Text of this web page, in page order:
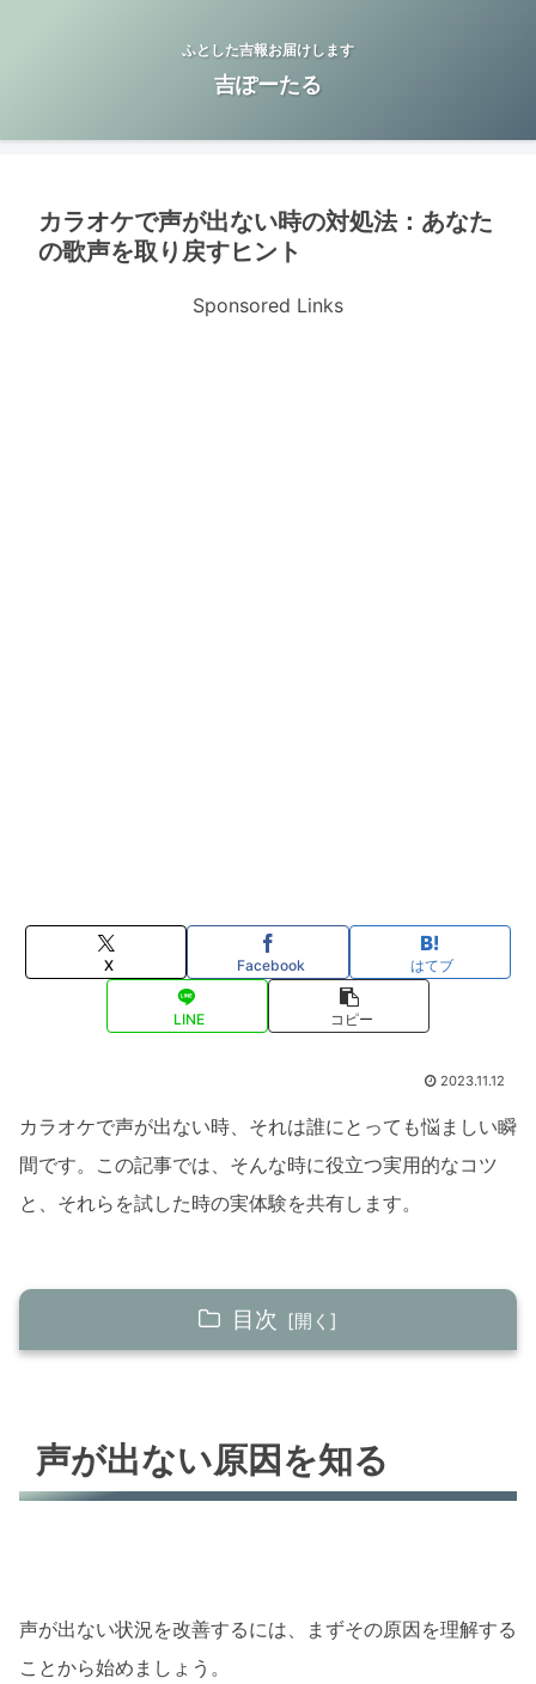
ふとした吉報お届けします
吉ぽーたる
カラオケで声が出ない時の対処法：あなた
の歌声を取り戻すヒント
Sponsored Links
X Facebook はてブ
LINE コピー
2023.11.12
カラオケで声が出ない時、それは誰にとっても悩ましい瞬
間です。この記事では、そんな時に役立つ実用的なコツ
と、それらを試した時の実体験を共有します。
目次
過度な緊張
正しい姿勢で歌う
声が出ない原因を知る
声が出ない状況を改善するには、まずその原因を理解する
ことから始めましょう。